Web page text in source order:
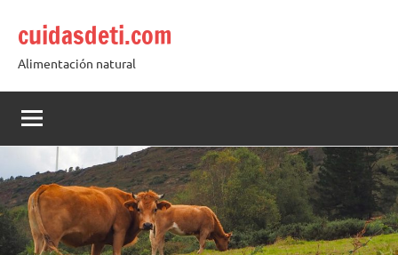
contenido
cuidasdeti.com
Alimentación natural